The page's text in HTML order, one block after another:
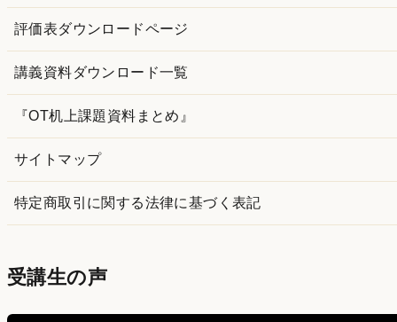
評価表ダウンロードページ
講義資料ダウンロード一覧
『OT机上課題資料まとめ』
サイトマップ
特定商取引に関する法律に基づく表記
受講生の声